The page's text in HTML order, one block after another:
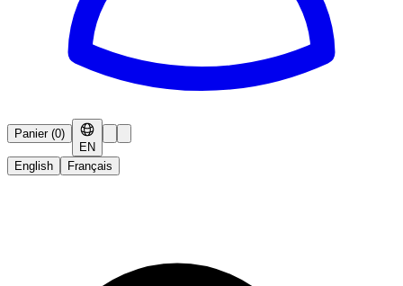
Panier(0)
EN
English
Français